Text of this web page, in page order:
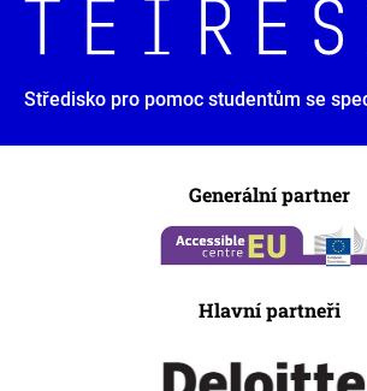
Středisko pro pomoc studentům se
Generální partner
Hlavní partneři